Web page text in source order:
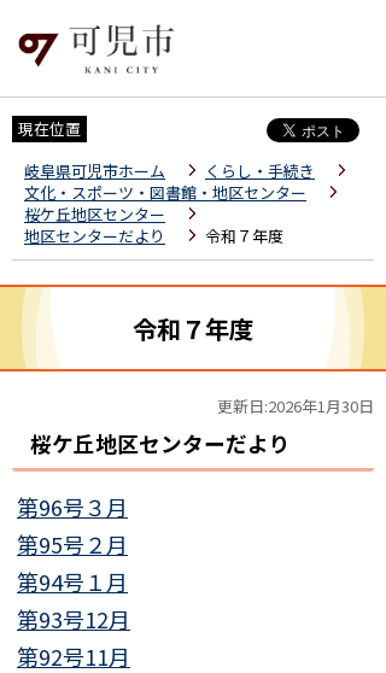
現在位置
岐阜県可児市ホーム
くらし・手続き
文化・スポーツ・図書館・地区センター
桜ケ丘地区センター
地区センターだより
令和７年度
令和７年度
更新日:2026年1月30日
桜ケ丘地区センターだより
第96号３月
第95号２月
第94号１月
第93号12月
第92号11月